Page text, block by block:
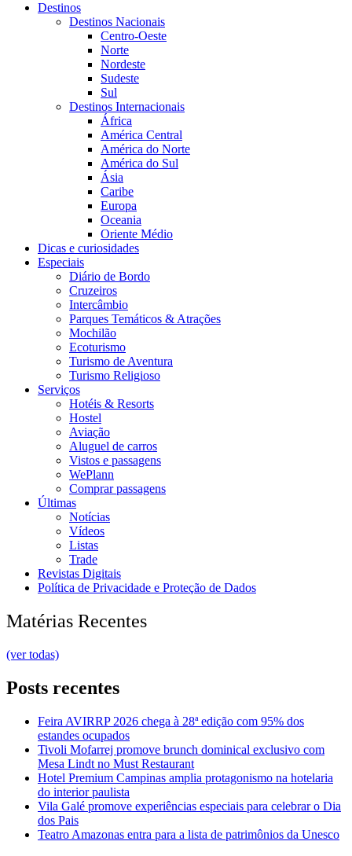
Destinos
Destinos Nacionais
Centro-Oeste
Norte
Nordeste
Sudeste
Sul
Destinos Internacionais
África
América Central
América do Norte
América do Sul
Ásia
Caribe
Europa
Oceania
Oriente Médio
Dicas e curiosidades
Especiais
Diário de Bordo
Cruzeiros
Intercâmbio
Parques Temáticos & Atrações
Mochilão
Ecoturismo
Turismo de Aventura
Turismo Religioso
Serviços
Hotéis & Resorts
Hostel
Aviação
Aluguel de carros
Vistos e passagens
WePlann
Comprar passagens
Últimas
Notícias
Vídeos
Listas
Trade
Revistas Digitais
Política de Privacidade e Proteção de Dados
Matérias Recentes
(ver todas)
Posts recentes
Feira AVIRRP 2026 chega à 28ª edição com 95% dos
estandes ocupados
Tivoli Mofarrej promove brunch dominical exclusivo com
Mesa Lindt no Must Restaurant
Hotel Premium Campinas amplia protagonismo na hotelaria
do interior paulista
Vila Galé promove experiências especiais para celebrar o Dia
dos Pais
Teatro Amazonas entra para a lista de patrimônios da Unesco